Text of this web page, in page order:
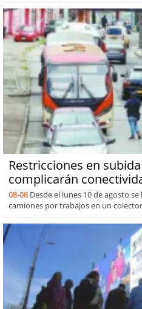
Restricciones en
complicarán
08-08 Desde el lunes 10 de agosto
camiones por trabajos en un